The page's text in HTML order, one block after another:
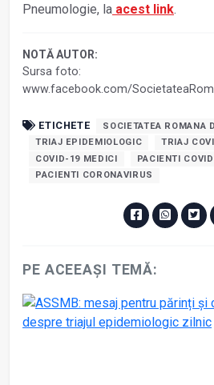
Pneumologie, la acest link.
NOTĂ AUTOR:
Sursa foto:
www.facebook.com/
ETICHETE
SOCIETATEA ROMANA
TRIAJ EPIDEMIOLOGIC
TRIAJ
COVID-19 MEDICI
PACIENTI
PACIENTI CORONAVIRUS
PE ACEEAȘI TEMĂ: